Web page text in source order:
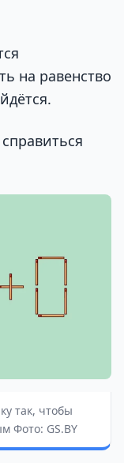
на равенство
так, чтобы
Фото: GS.BY